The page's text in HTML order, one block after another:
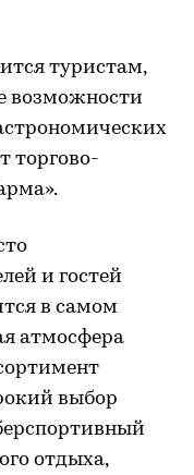
туристам,
возможности
торгово-
и гостей
в самом
атмосфера
выбор
отдыха,